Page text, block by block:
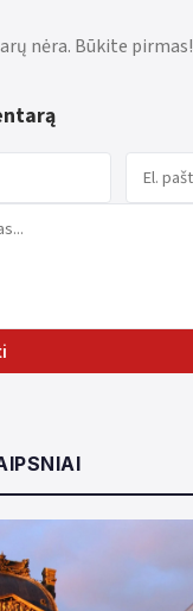
nėra. Būkite pirmas!